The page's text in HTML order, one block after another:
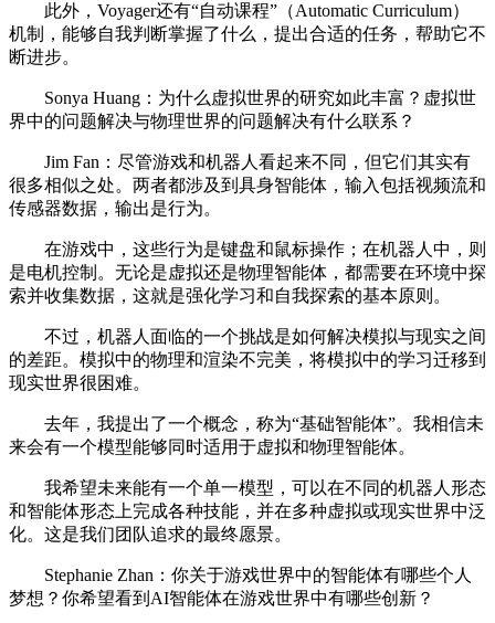
此外，Voyager还有“自动课程”（Automatic Curriculum）
机制，能够自我判断掌握了什么，提出合适的任务，帮助它不
断进步。
Sonya Huang：为什么虚拟世界的研究如此丰富？虚拟世
界中的问题解决与物理世界的问题解决有什么联系？
Jim Fan：尽管游戏和机器人看起来不同，但它们其实有
很多相似之处。两者都涉及到具身智能体，输入包括视频流和
传感器数据，输出是行为。
在游戏中，这些行为是键盘和鼠标操作；在机器人中，则
是电机控制。无论是虚拟还是物理智能体，都需要在环境中探
索并收集数据，这就是强化学习和自我探索的基本原则。
不过，机器人面临的一个挑战是如何解决模拟与现实之间
的差距。模拟中的物理和渲染不完美，将模拟中的学习迁移到
现实世界很困难。
去年，我提出了一个概念，称为“基础智能体”。我相信未
来会有一个模型能够同时适用于虚拟和物理智能体。
我希望未来能有一个单一模型，可以在不同的机器人形态
和智能体形态上完成各种技能，并在多种虚拟或现实世界中泛
化。这是我们团队追求的最终愿景。
Stephanie Zhan：你关于游戏世界中的智能体有哪些个人
梦想？你希望看到AI智能体在游戏世界中有哪些创新？